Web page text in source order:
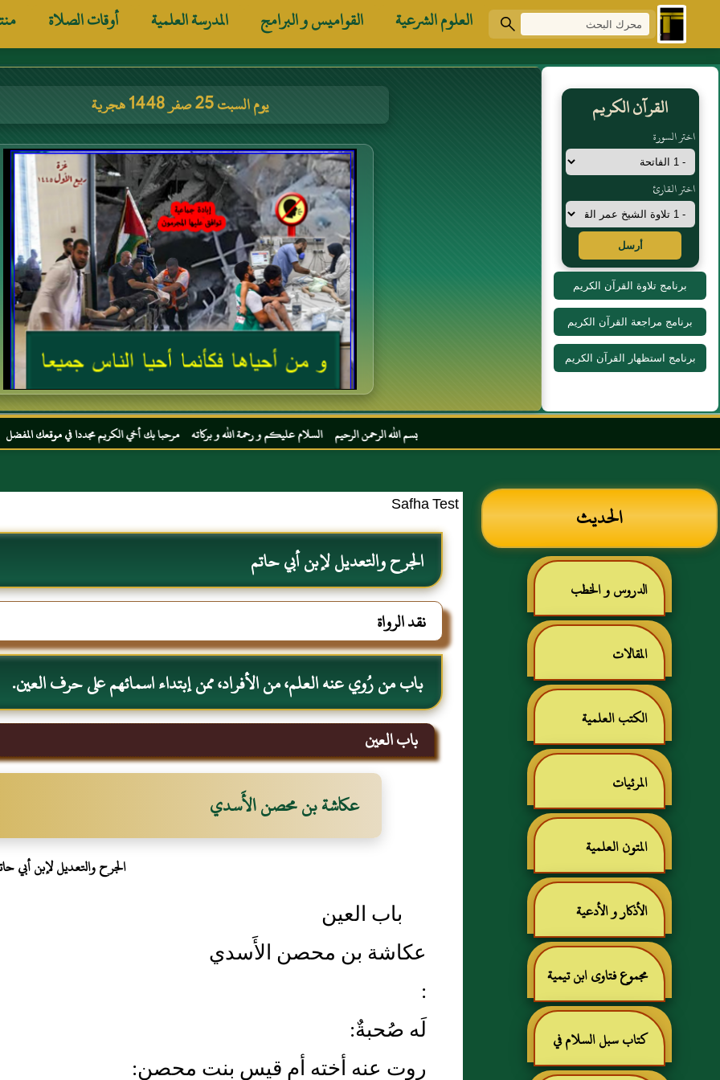
العلوم الشرعية القواميس و البرامج المدرسة العلمية أوقات الصلاة
القرآن الكريم
اختر السورة
اختر القارئ
أرسل
برنامج تلاوة القرآن الكريم
برنامج مراجعة القرآن الكريم
برنامج استظهار القرآن الكريم
يوم السبت 25 صفر 1448 هجرية
بسم الله الرحمن الرحيم السلام عليكم و رحمة الله و بركاته مرحبا بك أخي الكريم مجددا في موقعك المفضل المحجة
الحديث
الدروس و الخطب
المقالات
الكتب العلمية
المرئيات
المتون العلمية
الأذكار و الأدعية
مجموع فتاوى ابن تيمية
كتاب سبل السلام في
Safha Test
الجرح والتعديل لإبن أبي حاتم
نقد الرواة
باب من رُوي عنه العلم، من الأفراد، ممن إبتداء اسمائهم على حرف العين.
باب العين
عكاشة بن محصن الأَسدي
الجرح والتعديل لإبن أبي
باب العين
عكاشة بن محصن الأَسدي
:
لَه صُحبةٌ:
روت عنه أخته أم قيس بنت محصن: